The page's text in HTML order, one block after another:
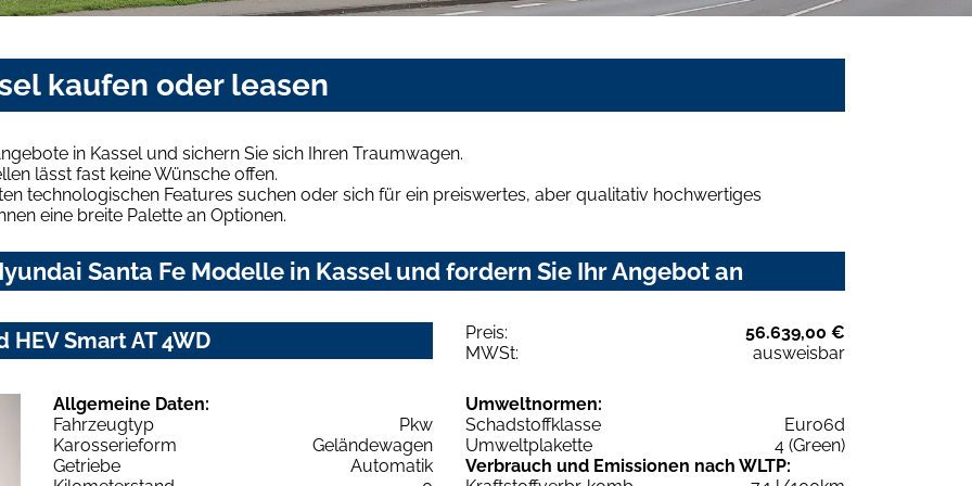
kaufen oder leasen
in Kassel und sichern Sie sich Ihren Traumwagen.
lässt fast keine Wünsche offen.
technologischen Features suchen oder sich für ein preiswertes, aber qualitativ hochwertiges
eine breite Palette an Optionen.
Santa Fe Modelle in Kassel und fordern Sie Ihr Angebot an
HEV Smart AT 4WD Preis:
56.639,00 €
MWSt:
ausweisbar
Allgemeine Daten:
Fahrzeugtyp
Pkw
Karosserieform
Geländewagen
Getriebe
Automatik
Umweltnormen:
Schadstoffklasse
Euro6d
Umweltplakette
4 (Green)
Verbrauch und Emissionen nach WLTP: